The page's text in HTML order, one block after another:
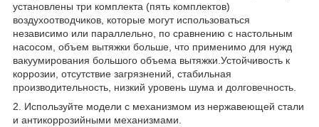
установлены три комплекта (пять комплектов)
воздухоотводчиков, которые могут использоваться
независимо или параллельно, по сравнению с настольным
насосом, объем вытяжки больше, что применимо для нужд
вакуумирования большого объема вытяжки.Устойчивость к
коррозии, отсутствие загрязнений, стабильная
производительность, низкий уровень шума и долговечность.
2. Используйте модели с механизмом из нержавеющей стали
и антикоррозийными механизмами.